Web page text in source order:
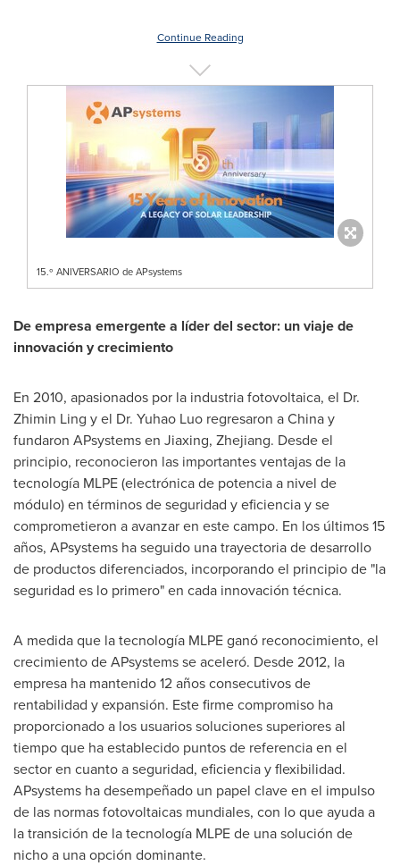
Continue Reading
15.º ANIVERSARIO de APsystems
De empresa emergente a líder del sector: un viaje de
innovación y crecimiento
En 2010, apasionados por la industria fotovoltaica, el Dr.
Zhimin Ling y el Dr. Yuhao Luo regresaron aChinay
fundaron APsystems en Jiaxing, Zhejiang. Desde el
principio, reconocieron las importantes ventajas de la
tecnología MLPE (electrónica de potencia a nivel de
módulo) en términos de seguridad y eficiencia y se
comprometieron a avanzar en este campo. En los últimos 15
años, APsystems ha seguido una trayectoria de desarrollo
de productos diferenciados, incorporando el principio de "la
seguridad es lo primero" en cada innovación técnica.
A medida que la tecnología MLPE ganó reconocimiento, el
crecimiento de APsystems se aceleró. Desde 2012, la
empresa ha mantenido 12 años consecutivos de
rentabilidad y expansión. Este firme compromiso ha
proporcionado a los usuarios soluciones superiores al
tiempo que ha establecido puntos de referencia en el
sector en cuanto a seguridad, eficiencia y flexibilidad.
APsystems ha desempeñado un papel clave en el impulso
de las normas fotovoltaicas mundiales, con lo que ayuda a
la transición de la tecnología MLPE de una solución de
nicho a una opción dominante.